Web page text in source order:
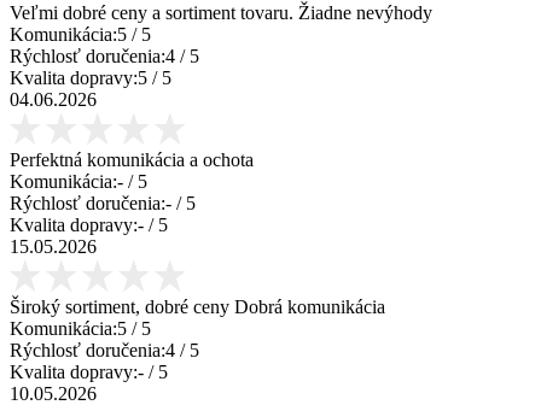
Veľmi dobré ceny a sortiment tovaru. Žiadne nevýhody
Komunikácia:5 / 5
Rýchlosť doručenia:4 / 5
Kvalita dopravy:5 / 5
04.06.2026
Perfektná komunikácia a ochota
Komunikácia:- / 5
Rýchlosť doručenia:- / 5
Kvalita dopravy:- / 5
15.05.2026
Široký sortiment, dobré ceny Dobrá komunikácia
Komunikácia:5 / 5
Rýchlosť doručenia:4 / 5
Kvalita dopravy:- / 5
10.05.2026